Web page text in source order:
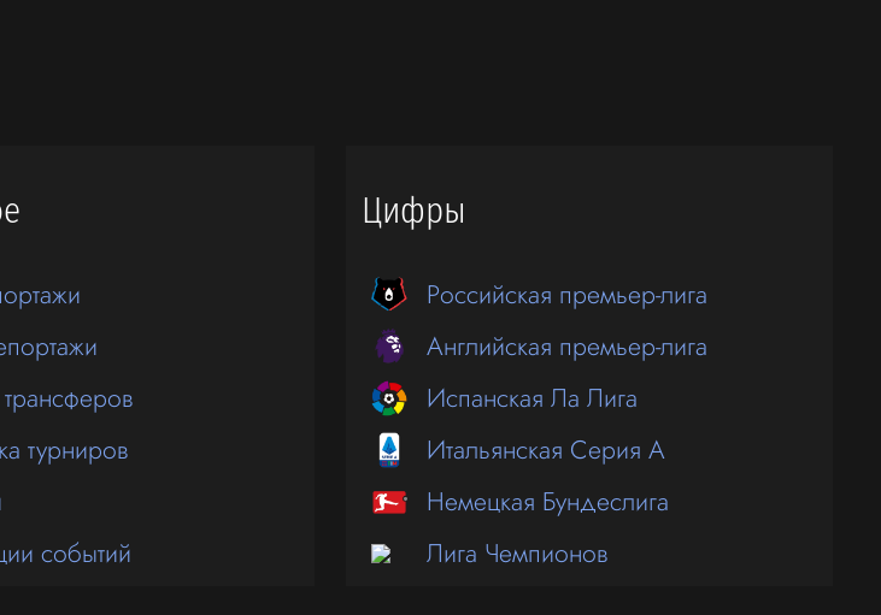
турниров
событий
Цифры
Российская премьер-лига
Английская премьер-лига
Испанская Ла Лига
Итальянская Серия А
Немецкая Бундеслига
Лига Чемпионов